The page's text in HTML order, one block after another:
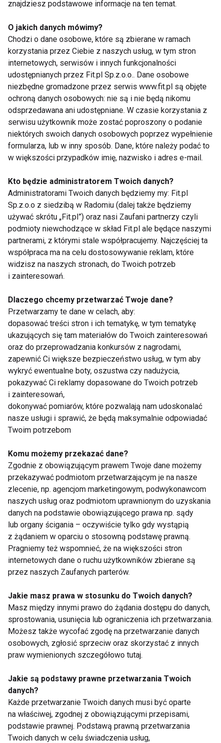
ortopedycznego jest bardzo dobrze
udokumentowany naukowo.
Badania pokazują, że osoby palące:
częściej doświadczają powikłań
pooperacyjnych,
wolniej wracają do sprawności,
dłużej odczuwają ból,
osiągają gorsze wyniki leczenia.
W przypadku operacji kręgosłupa skuteczność
terapii u osób niepalących wynosi około 80–85%,
podczas gdy u palaczy spada poniżej 70%.
Również po zabiegach stożka rotatorów pacjenci
palący częściej zgłaszają przewlekły ból i
ograniczenia ruchomości nawet kilka lat po operacji.
Nie istnieje „bezpieczna” ilość nikotyny
Wielu pacjentów zakłada, że ograniczenie liczby
papierosów wystarczy, aby zmniejszyć ryzyko
powikłań. Specjaliści podkreślają jednak, że nawet
niewielkie dawki nikotyny wpływają negatywnie na
proces regeneracji.
— Już jeden papieros może powodować zwężenie
naczyń krwionośnych przez wiele godzin. Jeśli
nikotyna pojawia się regularnie, organizm
praktycznie przez cały czas funkcjonuje w
Dlatego w kontekście operacji ortopedycznych
kluczowe znaczenie ma całkowite odstawienie
nikotyny, a nie jedynie ograniczenie jej ilości.
Rzucenie palenia poprawia efekty leczenia
Dobra wiadomość jest taka, że organizm
stosunkowo szybko zaczyna odzyskiwać zdolności
regeneracyjne po odstawieniu nikotyny.
mikrokrążenie,
dotlenienie tkanek,
funkcjonowanie układu
tempo gojenia.
Każdy tydzień bez nikotyny przed operacją zwiększa
szansę na prawidłową rekonwalescencję oraz
zmniejsza ryzyko komplikacji.
znajdziesz podstawowe informacje na ten temat.
O jakich danych mówimy?
Chodzi o dane osobowe, które są zbierane w ramach
korzystania przez Ciebie z naszych usług, w tym stron
internetowych, serwisów i innych funkcjonalności
udostępnianych przez Fit.pl Sp.z.o.o.. Dane osobowe
niezbędne gromadzone przez serwis www.fit.pl są objęte
ochroną danych osobowych: nie są i nie będą nikomu
odsprzedawana ani udostępniane. W czasie korzystania z
serwisu użytkownik może zostać poproszony o podanie
niektórych swoich danych osobowych poprzez wypełnienie
formularza, lub w inny sposób. Dane, które należy podać to
w większości przypadków imię, nazwisko i adres e-mail.
Kto będzie administratorem Twoich danych?
Administratorami Twoich danych będziemy my: Fit.pl
Sp.z.o.o z siedzibą w Radomiu (dalej także będziemy
używać skrótu „Fit.pl”) oraz nasi Zaufani partnerzy czyli
podmioty niewchodzące w skład Fit.pl ale będące naszymi
partnerami, z którymi stale współpracujemy. Najczęściej ta
współpraca ma na celu dostosowywanie reklam, które
widzisz na naszych stronach, do Twoich potrzeb
i zainteresowań.
Dlaczego chcemy przetwarzać Twoje dane?
Przetwarzamy te dane w celach, aby:
dopasować treści stron i ich tematykę, w tym tematykę
ukazujących się tam materiałów do Twoich zainteresowań
oraz do przeprowadzania konkursów z nagrodami,
zapewnić Ci większe bezpieczeństwo usług, w tym aby
wykryć ewentualne boty, oszustwa czy nadużycia,
pokazywać Ci reklamy dopasowane do Twoich potrzeb
i zainteresowań,
dokonywać pomiarów, które pozwalają nam udoskonalać
nasze usługi i sprawić, że będą maksymalnie odpowiadać
Twoim potrzebom
Komu możemy przekazać dane?
Zgodnie z obowiązującym prawem Twoje dane możemy
przekazywać podmiotom przetwarzającym je na nasze
zlecenie, np. agencjom marketingowym, podwykonawcom
naszych usług oraz podmiotom uprawnionym do uzyskania
danych na podstawie obowiązującego prawa np. sądy
lub organy ścigania – oczywiście tylko gdy wystąpią
z żądaniem w oparciu o stosowną podstawę prawną.
Pragniemy też wspomnieć, że na większości stron
internetowych dane o ruchu użytkowników zbierane są
przez naszych Zaufanych parterów.
Jakie masz prawa w stosunku do Twoich danych?
Masz między innymi prawo do żądania dostępu do danych,
sprostowania, usunięcia lub ograniczenia ich przetwarzania.
Możesz także wycofać zgodę na przetwarzanie danych
osobowych, zgłosić sprzeciw oraz skorzystać z innych
praw wymienionych szczegółowo tutaj.
Jakie są podstawy prawne przetwarzania Twoich
danych?
Każde przetwarzanie Twoich danych musi być oparte
na właściwej, zgodnej z obowiązującymi przepisami,
podstawie prawnej. Podstawą prawną przetwarzania
Twoich danych w celu świadczenia usług,